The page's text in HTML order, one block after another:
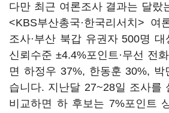
다만 최근 여론조사 결과는 달랐
<KBS부산총국·한국리서치> 여
조사·부산 북갑 유권자 500명 대
신뢰수준 ±4.4%포인트·무선 전
면 하정우 37%, 한동훈 30%, 박
습니다. 지난달 27~28일 조사를
비교하면 하 후보는 7%포인트